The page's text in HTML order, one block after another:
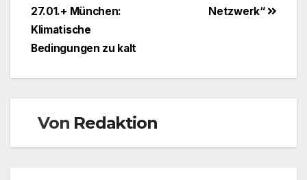
Netzwerk“
27.01.+ München:
Klimatische
Bedingungen zu kalt
Von Redaktion